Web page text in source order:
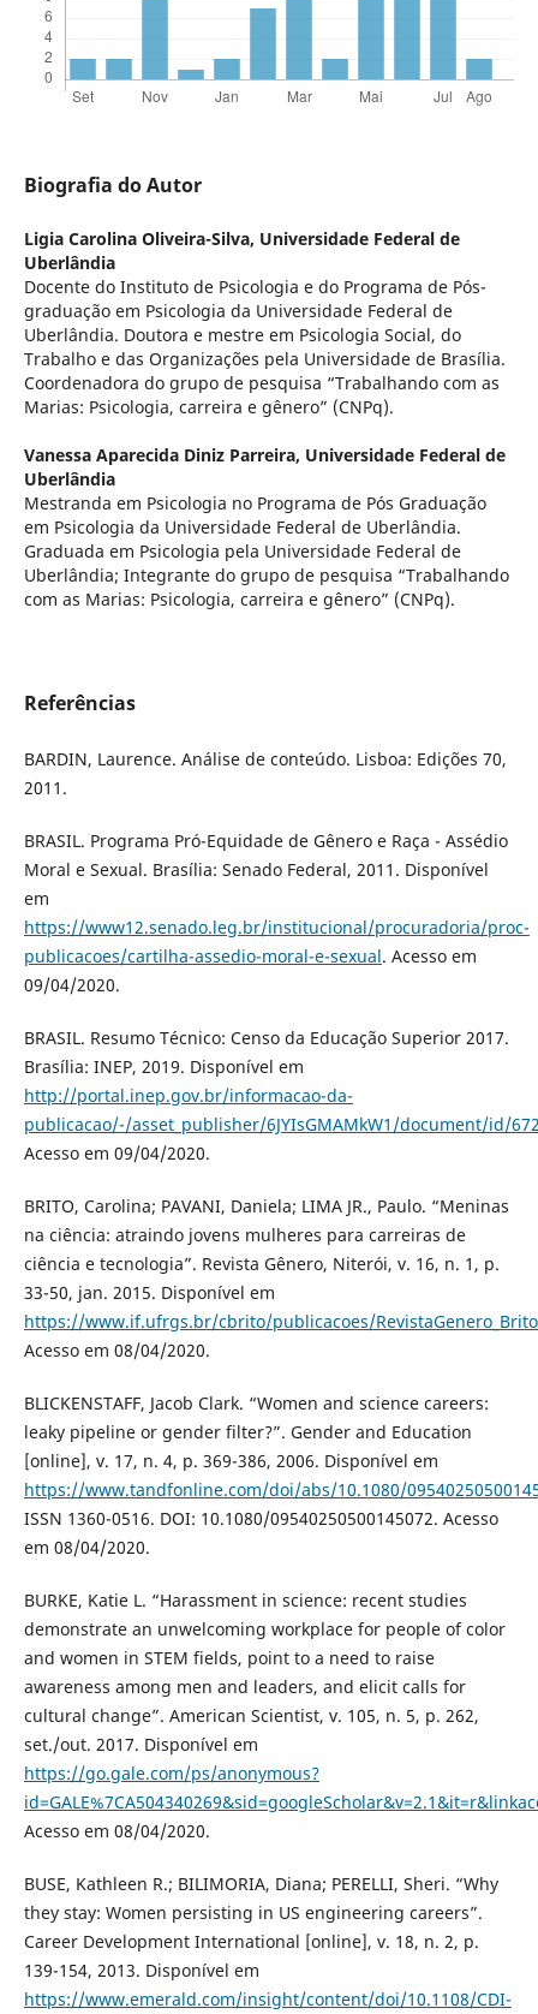
Biografia do Autor
Ligia Carolina Oliveira-Silva, Universidade Federal de
Uberlândia
Docente do Instituto de Psicologia e do Programa de Pós-
graduação em Psicologia da Universidade Federal de
Uberlândia. Doutora e mestre em Psicologia Social, do
Trabalho e das Organizações pela Universidade de Brasília.
Coordenadora do grupo de pesquisa “Trabalhando com as
Marias: Psicologia, carreira e gênero” (CNPq).
Vanessa Aparecida Diniz Parreira, Universidade Federal de
Uberlândia
Mestranda em Psicologia no Programa de Pós Graduação
em Psicologia da Universidade Federal de Uberlândia.
Graduada em Psicologia pela Universidade Federal de
Uberlândia; Integrante do grupo de pesquisa “Trabalhando
com as Marias: Psicologia, carreira e gênero” (CNPq).
Referências
BARDIN, Laurence. Análise de conteúdo. Lisboa: Edições 70,
2011.
BRASIL. Programa Pró-Equidade de Gênero e Raça - Assédio
Moral e Sexual. Brasília: Senado Federal, 2011. Disponível
em
https://www12.senado.leg.br/institucional/procuradoria/proc-
publicacoes/cartilha-assedio-moral-e-sexual. Acesso em
09/04/2020.
BRASIL. Resumo Técnico: Censo da Educação Superior 2017.
Brasília: INEP, 2019. Disponível em
http://portal.inep.gov.br/informacao-da-
publicacao/-/asset_publisher/6JYIsGMAMkW1/document/id/
Acesso em 09/04/2020.
BRITO, Carolina; PAVANI, Daniela; LIMA JR., Paulo. “Meninas
na ciência: atraindo jovens mulheres para carreiras de
ciência e tecnologia”. Revista Gênero, Niterói, v. 16, n. 1, p.
33-50, jan. 2015. Disponível em
https://www.if.ufrgs.br/cbrito/publicacoes/
Acesso em 08/04/2020.
BLICKENSTAFF, Jacob Clark. “Women and science careers:
leaky pipeline or gender filter?”. Gender and Education
[online], v. 17, n. 4, p. 369-386, 2006. Disponível em
https://www.tandfonline.com/doi/abs/10.1080/
ISSN 1360-0516. DOI: 10.1080/09540250500145072. Acesso
em 08/04/2020.
BURKE, Katie L. “Harassment in science: recent studies
demonstrate an unwelcoming workplace for people of color
and women in STEM fields, point to a need to raise
awareness among men and leaders, and elicit calls for
cultural change”. American Scientist, v. 105, n. 5, p. 262,
set./out. 2017. Disponível em
https://go.gale.com/ps/anonymous?
Acesso em 08/04/2020.
BUSE, Kathleen R.; BILIMORIA, Diana; PERELLI, Sheri. “Why
they stay: Women persisting in US engineering careers”.
Career Development International [online], v. 18, n. 2, p.
139-154, 2013. Disponível em
https://www.emerald.com/insight/content/doi/10.1108/CDI-